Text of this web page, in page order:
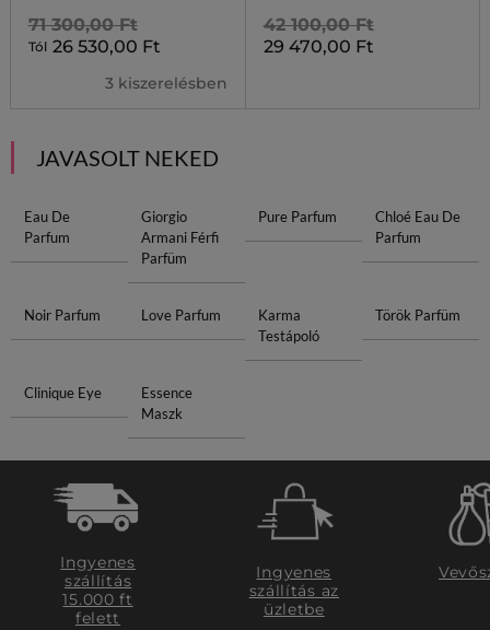
71 300,00 Ft
Tól 26 530,00 Ft
3 kiszerelésben
42 100,00 Ft
29 470,00 Ft
JAVASOLT NEKED
Eau De
Parfum
Giorgio
Armani Férfi
Parfüm
Pure Parfum
Chloé Eau De
Parfum
Noir Parfum Love Parfum
Karma
Testápoló
Török Parfüm
Clinique Eye
Essence
Maszk
Ingyenes
szállítás
15.000 ft
felett
Ingyenes
szállítás az
üzletbe